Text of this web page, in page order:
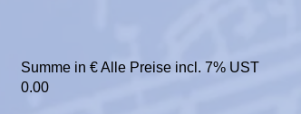
Summe in € Alle Preise incl. 7% UST
0.00